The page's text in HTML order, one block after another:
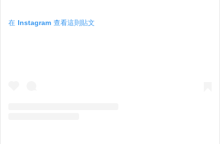
在 Instagram 查看這則貼文